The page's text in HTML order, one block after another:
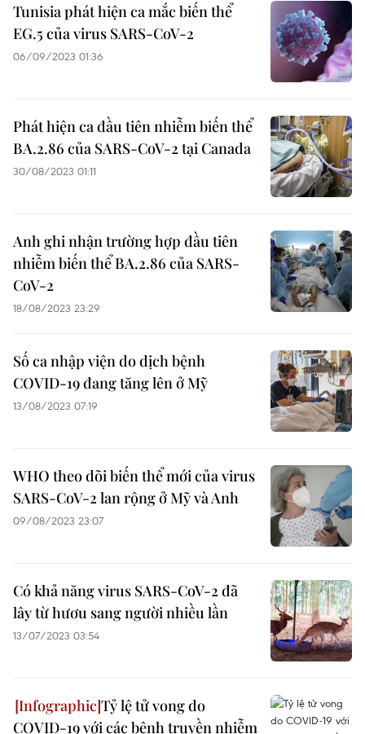
Tunisia phát hiện ca mắc biến thể
EG.5 của virus SARS-CoV-2
06/09/2023 01:36
Phát hiện ca đầu tiên nhiễm biến thể
BA.2.86 của SARS-CoV-2 tại Canada
30/08/2023 01:11
Anh ghi nhận trường hợp đầu tiên
nhiễm biến thể BA.2.86 của SARS-
CoV-2
18/08/2023 23:29
Số ca nhập viện do dịch bệnh
COVID-19 đang tăng lên ở Mỹ
13/08/2023 07:19
WHO theo dõi biến thể mới của virus
SARS-CoV-2 lan rộng ở Mỹ và Anh
09/08/2023 23:07
Có khả năng virus SARS-CoV-2 đã
lây từ hươu sang người nhiều lần
13/07/2023 03:54
Tỷ lệ tử vong do
COVID-19 với các bệnh truyền nhiễm